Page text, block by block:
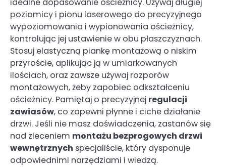
poziomicy i pionu laserowego do precyzyjnego
wypoziomowania i wypionowania ościeżnicy,
kontrolując jej ustawienie w obu płaszczyznach.
Stosuj elastyczną piankę montażową o niskim
przyroście, aplikując ją w umiarkowanych
ilościach, oraz zawsze używaj rozporów
montażowych, żeby zapobiec odkształceniu
ościeżnicy. Pamiętaj o precyzyjnej regulacji
zawiasów, co zapewni płynne i ciche działanie
drzwi. Jeśli nie masz doświadczenia, zastanów się
nad zleceniem montażu bezprogowych drzwi
wewnętrznych specjaliście, który dysponuje
odpowiednimi narzędziami i wiedzą.